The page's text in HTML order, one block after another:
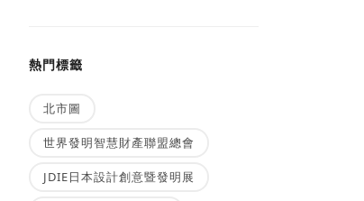
熱門標籤
北市圖
世界發明智慧財產聯盟總會
JDIE日本設計創意暨發明展